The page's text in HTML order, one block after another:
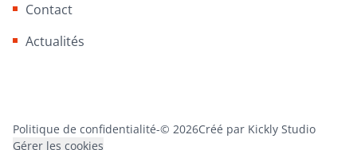
Contact
Actualités
Politique de confidentialité
Gérer les cookies
-© 2026Créé par Kickly Studio